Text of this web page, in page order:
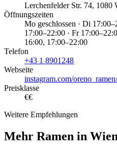
Lerchenfelder Str. 74, 1080
Öffnungszeiten
Mo geschlossen · Di
17:00–22:00 · Fr
16:00, 17:00–22:00
Telefon
+43 1 8901248
Webseite
instagram.com/
Preisklasse
€€
Weitere Empfehlungen
Mehr Ramen in